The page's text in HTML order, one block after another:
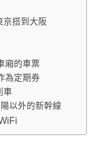
京搭到大阪
廂的車票
為定期券
車
以外的新幹線